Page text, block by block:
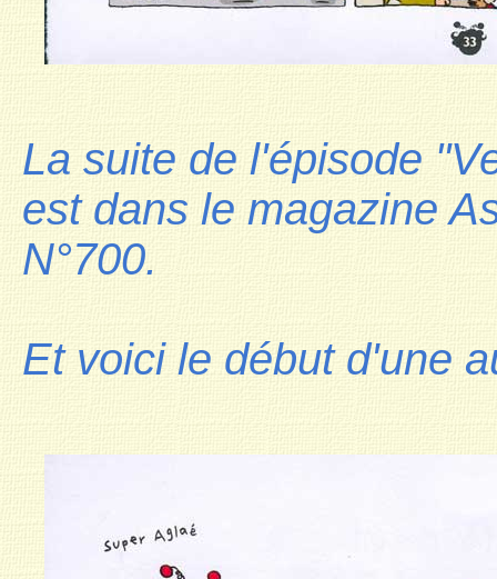
La suite de l'épisode
est dans le magazine
N°700.
Et voici le début d'une